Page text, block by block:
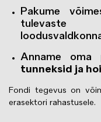
Pakume
tulevaste
Anname oma
tunneksid ja
Fondi tegevus on
erasektori rahastusele.